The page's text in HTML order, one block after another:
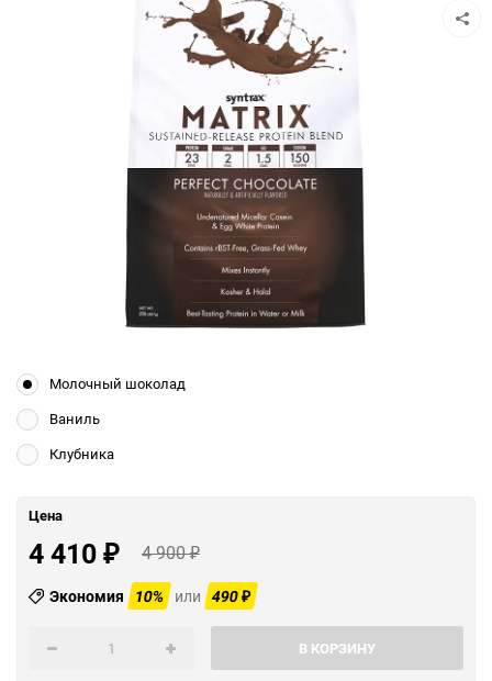
Молочный шоколад
Ваниль
Клубника
Цена
4 410 ₽ 4 900₽
Экономия 10% или 490₽
В КОРЗИНУ